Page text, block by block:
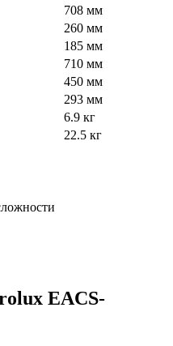
708 мм
260 мм
185 мм
710 мм
450 мм
293 мм
6.9 кг
22.5 кг
EACS-